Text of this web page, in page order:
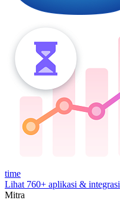
time
Lihat 760+ aplikasi & integrasi
Mitra